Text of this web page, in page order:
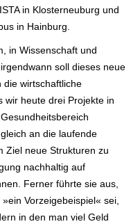
in Klosterneuburg und
in Hainburg.
in Wissenschaft und
soll dieses neue
die wirtschaftliche
wir heute drei Projekte in
an die laufende
Ziel neue Strukturen zu
nachhaltig auf
Ferner führte sie aus,
Vorzeigebeispiel« sei,
in den man viel Geld